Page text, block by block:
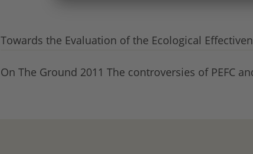
Towards the Evaluation of the Ecological
On The Ground 2011 The controversies of PEFC